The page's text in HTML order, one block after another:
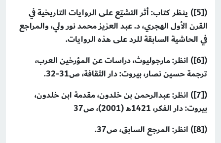
([5])
ينظر كتاب: أثر التشيّع على الروايات التاريخية في
القرن الأول الهجري، د. عبد العزيز محمد نور ولي، والمراجع
في الحاشية السابقة للرد على هذه الروايات.
(
[6] ) انظر: مارجوليوث، دراسات عن المؤرخين العرب،
ترجمة حسين نصار، بيروت: دار الثقافة، ص31-32.
([7]) انظر: عبدالرحمن بن خلدون، مقدمة ابن خلدون،
بيروت: دار الفكر، 1421هـ (2001)، ص37
([8]) انظر: المرجع السابق، ص37.